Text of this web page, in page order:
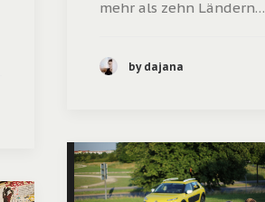
mehr als zehn Ländern…
by dajana